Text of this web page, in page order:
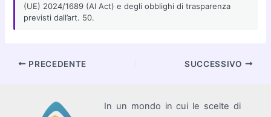
(UE) 2024/1689 (AI Act) e degli obblighi di trasparenza
previsti dall’art. 50.
Navigazione
PRECEDENTE SUCCESSIVO
In un mondo in cui le scelte di